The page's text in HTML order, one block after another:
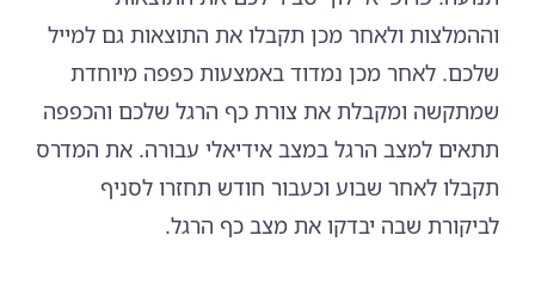
וההמלצות ולאחר מכן תקבלו את התוצאות גם למייל
שלכם. לאחר מכן נמדוד באמצעות כפפה מיוחדת
שמתקשה ומקבלת את צורת כף הרגל שלכם והכפפה
תתאים למצב הרגל במצב אידיאלי עבורה. את המדרס
תקבלו לאחר שבוע וכעבור חודש תחזרו לסניף
לביקורת שבה יבדקו את מצב כף הרגל.